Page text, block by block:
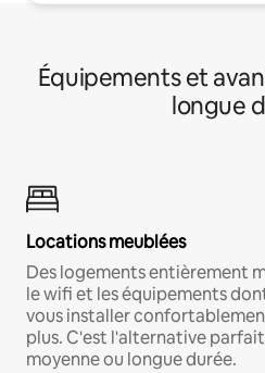
Équipements et
longue
Locations meublées
Des logements entièrement
le wifi et les équipements
vous installer
plus. C'est l'alternative
moyenne ou longue durée.